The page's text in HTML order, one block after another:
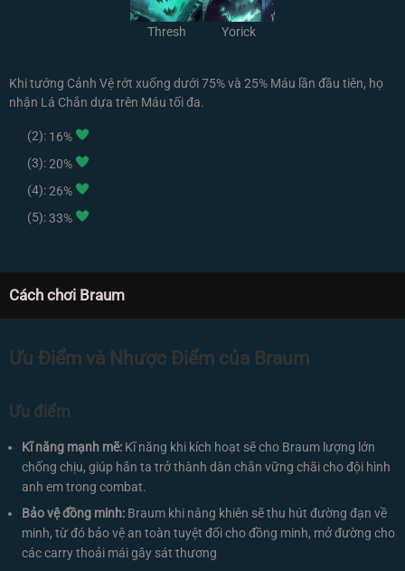
Thresh Yorick
Khi tướng Cảnh Vệ rớt xuống dưới 75% và 25% Máu lần đầu tiên, họ
nhận Lá Chắn dựa trên Máu tối đa.
(2): 16%
(3):20%
(4):26%
(5):33%
Cách chơi Braum
Ưu Điểm và Nhược Điểm của Braum
Ưu điểm
Kĩ năng mạnh mẽ: Kĩ năng khi kích hoạt sẽ cho Braum lượng lớn
chống chịu, giúp hắn ta trở thành dàn chắn vững chãi cho đội hình
anh em trong combat.
Bảo vệ đồng minh: Braum khi nâng khiên sẽ thu hút đường đạn về
minh, từ đó bảo vệ an toàn tuyệt đối cho đồng minh, mở đường cho
các carry thoải mái gây sát thương